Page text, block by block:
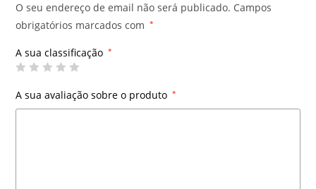
O seu endereço de email não será publicado. Campos
obrigatórios marcados com
*
A sua classificação *
A sua avaliação sobre o produto *